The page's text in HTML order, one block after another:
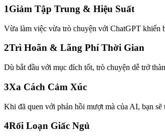
1Giảm Tập Trung & Hiệu Suất
Vừa làm việc vừa trò chuyện với ChatGPT khiến
2Trì Hoãn & Lãng Phí Thời Gian
Dù bắt đầu với mục đích tốt, trò chuyện dễ trở
3Xa Cách Cảm Xúc
Khi đã quen với phản hồi mượt mà của AI, bạn
4Rối Loạn Giấc Ngủ